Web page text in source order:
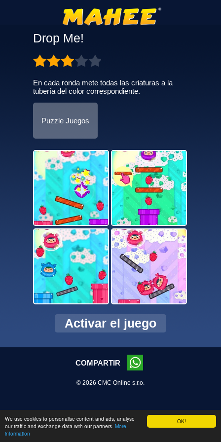
OK!
We use cookies to personalise content and ads, analyse
our traffic and exchange data with our partners. More
information
Drop Me!
En cada ronda mete todas las criaturas a la
tubería del color correspondiente.
Puzzle Juegos
Activar el juego
COMPARTIR
© 2026 CMC Online s.r.o.